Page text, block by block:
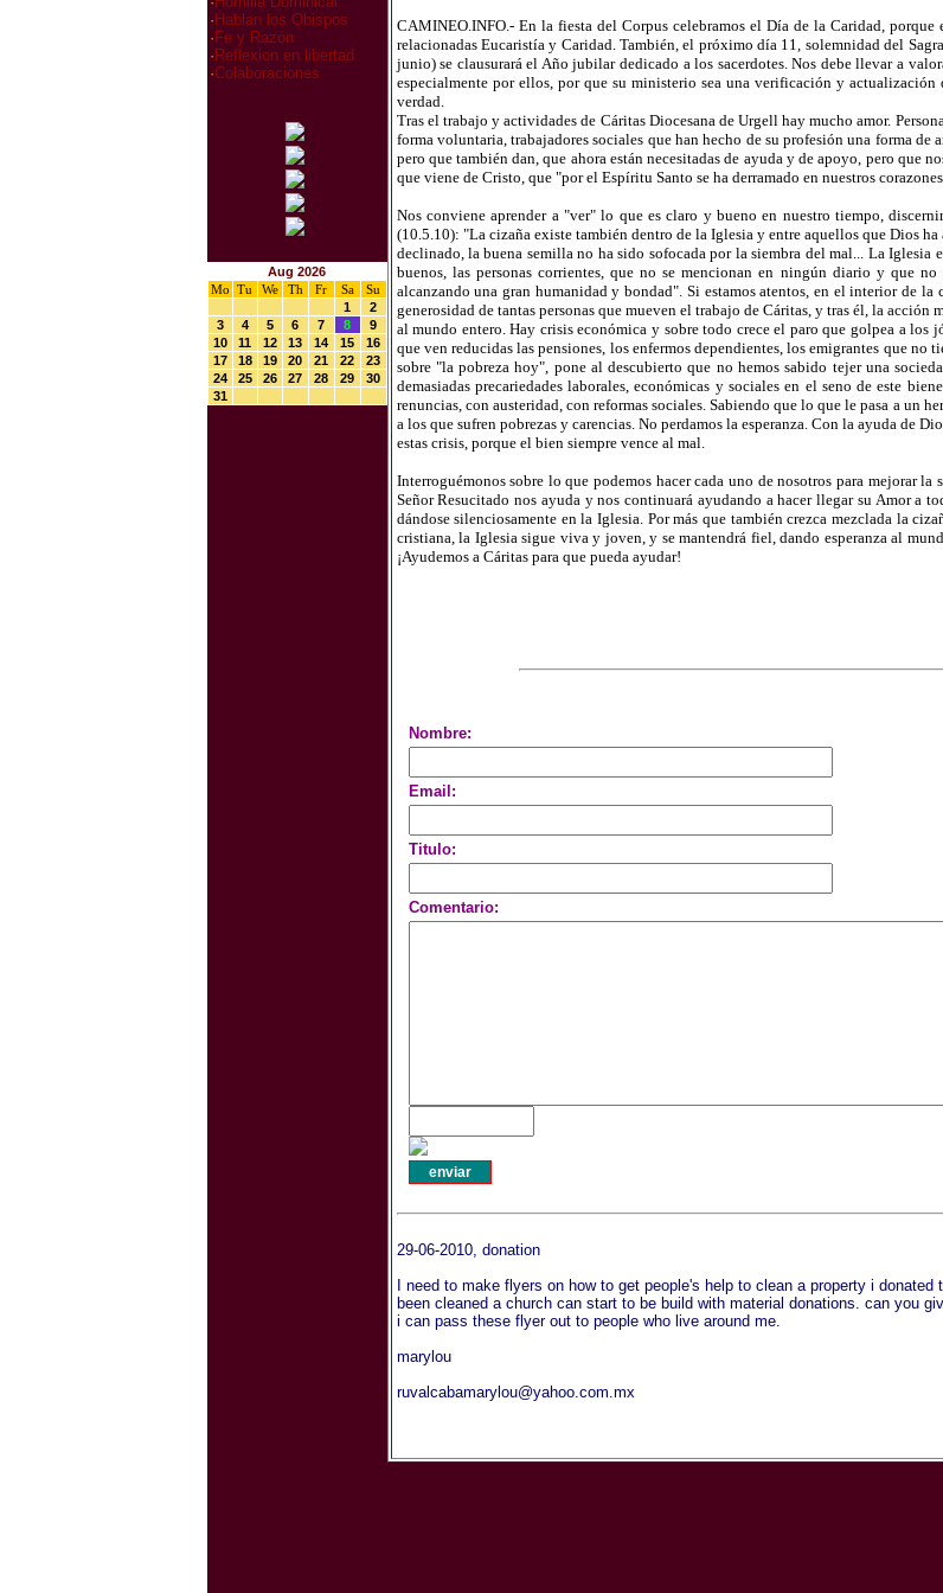
· Hablan los Obispos
· Fe y Razón
· Reflexion en libertad
·Colaboraciones
Aug 2026
Mo Tu We Th Fr Sa
Su
1
2
3
4 5 6 7 8
9
10
11 12 13 14 15
16
17
18 19 20 21 22
23
24
25 26 27 28 29
30
31
CAMINEO.INFO.- En la fiesta del Corpus celebramos el Día de la Caridad, porque
relacionadas Eucaristía y Caridad. También, el próximo día 11, solemnidad del
junio) se clausurará el Año jubilar dedicado a los sacerdotes. Nos debe llevar a
especialmente por ellos, por que su ministerio sea una verificación y actualización
verdad.
Tras el trabajo y actividades de Cáritas Diocesana de Urgell hay mucho amor.
forma voluntaria, trabajadores sociales que han hecho de su profesión una forma de
pero que también dan, que ahora están necesitadas de ayuda y de apoyo, pero que
que viene de Cristo, que "por el Espíritu Santo se ha derramado en nuestros
Nos conviene aprender a "ver" lo que es claro y bueno en nuestro tiempo,
(10.5.10): "La cizaña existe también dentro de la Iglesia y entre aquellos que Dios
declinado, la buena semilla no ha sido sofocada por la siembra del mal... La Iglesia
buenos, las personas corrientes, que no se mencionan en ningún diario y que
alcanzando una gran humanidad y bondad". Si estamos atentos, en el interior de
generosidad de tantas personas que mueven el trabajo de Cáritas, y tras él, la
al mundo entero. Hay crisis económica y sobre todo crece el paro que golpea a
que ven reducidas las pensiones, los enfermos dependientes, los emigrantes que
sobre "la pobreza hoy", pone al descubierto que no hemos sabido tejer una
demasiadas precariedades laborales, económicas y sociales en el seno de este
renuncias, con austeridad, con reformas sociales. Sabiendo que lo que le pasa a un
a los que sufren pobrezas y carencias. No perdamos la esperanza. Con la ayuda de
estas crisis, porque el bien siempre vence al mal.
Interroguémonos sobre lo que podemos hacer cada uno de nosotros para mejorar
Señor Resucitado nos ayuda y nos continuará ayudando a hacer llegar su Amor a
dándose silenciosamente en la Iglesia. Por más que también crezca mezclada la
cristiana, la Iglesia sigue viva y joven, y se mantendrá fiel, dando esperanza al
¡Ayudemos a Cáritas para que pueda ayudar!
Nombre:
Email:
Titulo:
Comentario:
29-06-2010, donation
I need to make flyers on how to get people's help to clean a property i
been cleaned a church can start to be build with material donations. can you
i can pass these flyer out to people who live around me.
marylou
ruvalcabamarylou@yahoo.com.mx